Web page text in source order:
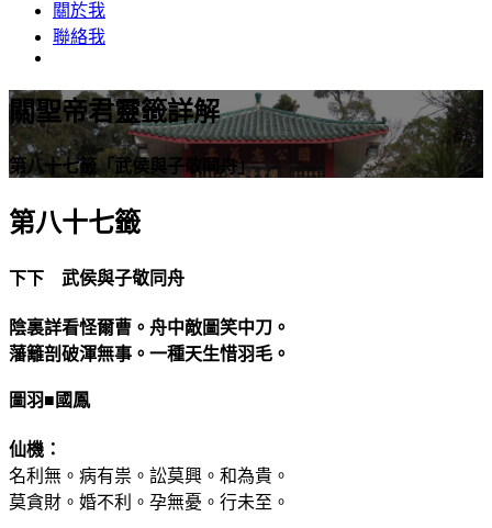
關於我
聯絡我
關聖帝君靈籤詳解
第八十七籤「武侯與子敬同舟」
第八十七籤
下下 武侯與子敬同舟
陰裏詳看怪爾曹。舟中敵圖笑中刀。
藩籬剖破渾無事。一種天生惜羽毛。
圖羽■國鳳
仙機：
名利無。病有祟。訟莫興。和為貴。
莫貪財。婚不利。孕無憂。行未至。